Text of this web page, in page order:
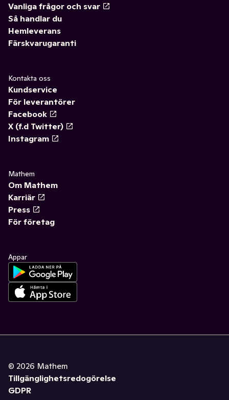
Vanliga frågor och svar
Så handlar du
Hemleverans
Färskvarugaranti
Kontakta oss
Kundservice
För leverantörer
Facebook
X (f.d Twitter)
Instagram
Mathem
Om Mathem
Karriär
Press
För företag
Appar
© 2026 Mathem
Tillgänglighetsredogörelse
GDPR